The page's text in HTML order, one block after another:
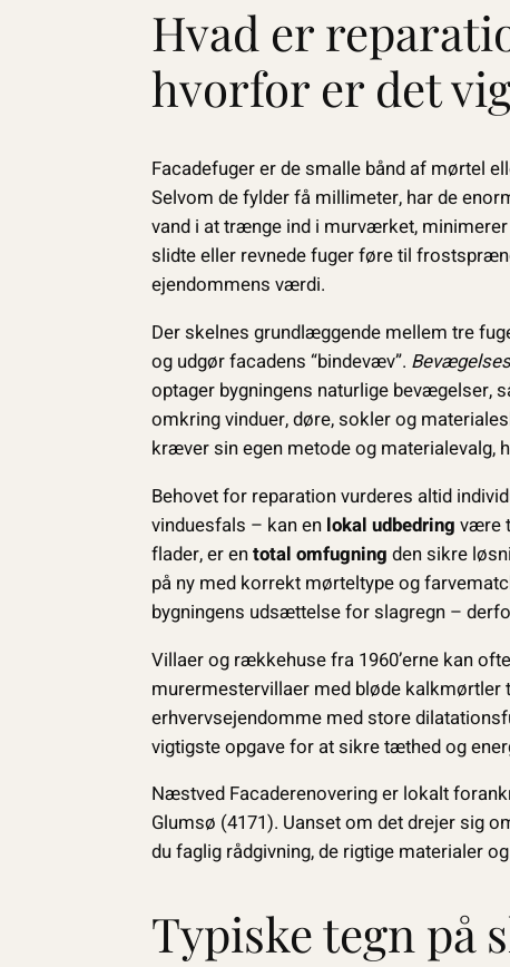
Hvad er
hvorfor er det
Facadefuger er de smalle bånd af mørtel
Selvom de fylder få millimeter, har de
vand i at trænge ind i murværket,
slidte eller revnede fuger føre til
ejendommens værdi.
Der skelnes grundlæggende mellem tre
og udgør facadens “bindevæv”.
optager bygningens naturlige bevægelser,
omkring vinduer, døre, sokler og
kræver sin egen metode og materialevalg,
Behovet for reparation vurderes altid
vinduesfals – kan en lokal udbedring være
flader, er entotal omfugning den sikre
på ny med korrekt mørteltype og
bygningens udsættelse for slagregn –
Villaer og rækkehuse fra 1960’erne kan
murermestervillaer med bløde
erhvervsejendomme med store
vigtigste opgave for at sikre tæthed og
Næstved Facaderenovering er lokalt
Glumsø (4171). Uanset om det drejer sig
du faglig rådgivning, de rigtige materialer
Typiske tegn på